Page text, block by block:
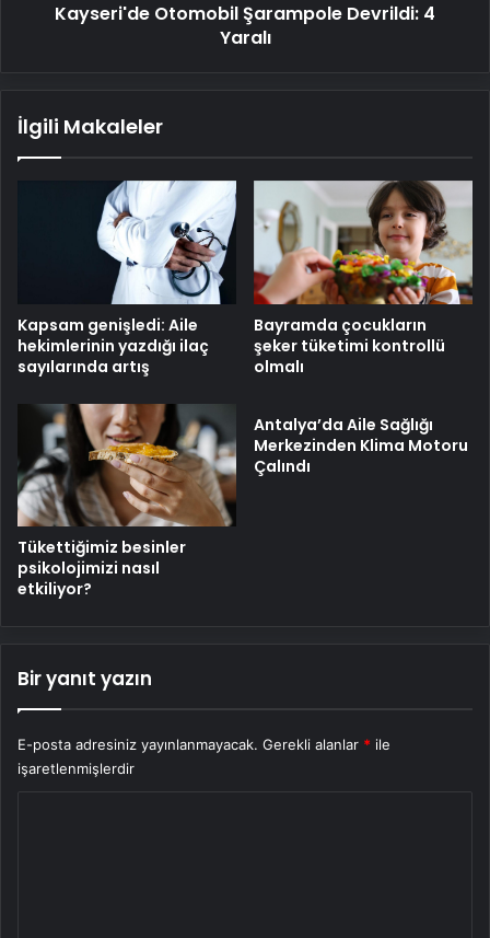
Kayseri'de Otomobil Şarampole Devrildi: 4
Yaralı
İlgili Makaleler
Kapsam genişledi: Aile
hekimlerinin yazdığı ilaç
sayılarında artış
Bayramda çocukların
şeker tüketimi kontrollü
olmalı
Tükettiğimiz besinler
psikolojimizi nasıl
etkiliyor?
Antalya’da Aile Sağlığı
Merkezinden Klima Motoru
Çalındı
Bir yanıt yazın
E-posta adresiniz yayınlanmayacak. Gerekli alanlar * ile
işaretlenmişlerdir